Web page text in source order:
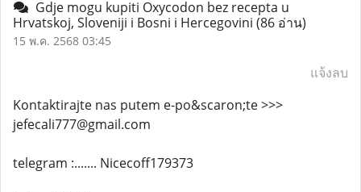
Gdje mogu kupiti Oxycodon bez recepta u
Hrvatskoj, Sloveniji i Bosni i Hercegovini (86 อ่าน)
15 พ.ค. 2568 03:45
แจ้งลบ
Kontaktirajte nas putem e-po&scaron;te >>>
jefecali777@gmail.com
telegram :....... Nicecoff179373